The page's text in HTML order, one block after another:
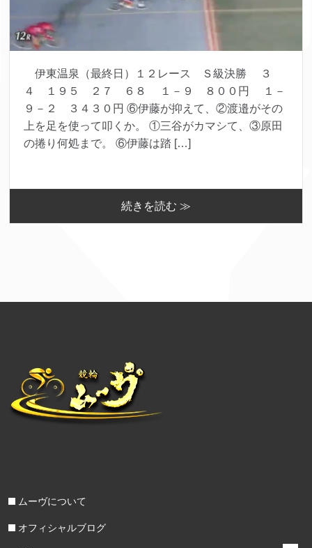
伊東温泉（最終日）１２レース Ｓ級決勝 ３
４ １９５ ２７ ６８ １－９ ８００円 １－
９－２ ３４３０円 ⑥伊藤が抑えて、②渡邉がその
上を足を使って叩くか。 ①三谷がカマシて、③原田
の捲り何処まで。 ⑥伊藤は踏 […]
続きを読む ≫
ムーヴについて
オフィシャルブログ